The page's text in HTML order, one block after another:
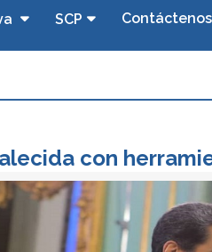
SCP Contáctenos
con